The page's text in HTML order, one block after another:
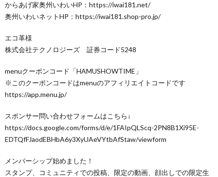
からあげ家奥州いわいHP：https://iwai181.net/
奥州いわいネットHP：https://iwai181.shop-pro.jp/
エコ革様
株式会社テクノロジーズ 証券コード5248
menuクーポンコード「HAMUSHOWTIME」
※このクーポンコードはmenuのアフィリエイトコードです
https://app.menu.jp/
スポンサー問い合わせフォームはこちら↓
https://docs.google.com/forms/d/e/1FAIpQLScq-2PN8B1Xi95E-
EDTQfFJaodEBHbA6y3XyUAeVYtbAfStaw/viewform
メンバーシップ始めました！
スタンプ、コミュニティでの投稿、限定の動画、顔出しでの限定生